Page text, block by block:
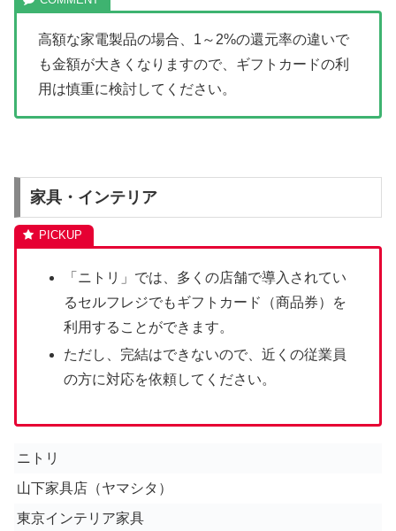
高額な家電製品の場合、 1 ～ 2%の還元率の違いで
も金額が大きくなりますので、ギフトカードの利
用は慎重に検討してください。
家具・インテリア
「ニトリ」では、多くの店舗で導入されてい
るセルフレジでもギフトカード（商品券）を
利用することができます。
ただし、完結はできないので、近くの従業員
の方に対応を依頼してください。
ニトリ
山下家具店（ヤマシタ）
東京インテリア家具